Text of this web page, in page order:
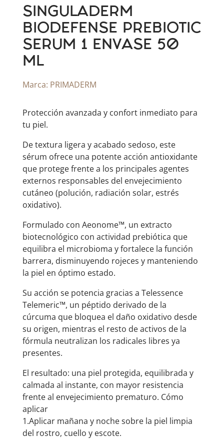
SINGULADERM
BIODEFENSE PREBIOTIC
SERUM 1 ENVASE 50
ML
Marca: PRIMADERM
Protección avanzada y confort inmediato para
tu piel.
De textura ligera y acabado sedoso, este
sérum ofrece una potente acción antioxidante
que protege frente a los principales agentes
externos responsables del envejecimiento
cutáneo (polución, radiación solar, estrés
oxidativo).
Formulado con Aeonome™, un extracto
biotecnológico con actividad prebiótica que
equilibra el microbioma y fortalece la función
barrera, disminuyendo rojeces y manteniendo
la piel en óptimo estado.
Su acción se potencia gracias a Telessence
Telemeric™, un péptido derivado de la
cúrcuma que bloquea el daño oxidativo desde
su origen, mientras el resto de activos de la
fórmula neutralizan los radicales libres ya
presentes.
El resultado: una piel protegida, equilibrada y
calmada al instante, con mayor resistencia
frente al envejecimiento prematuro. Cómo
aplicar
1.Aplicar mañana y noche sobre la piel limpia
del rostro, cuello y escote.